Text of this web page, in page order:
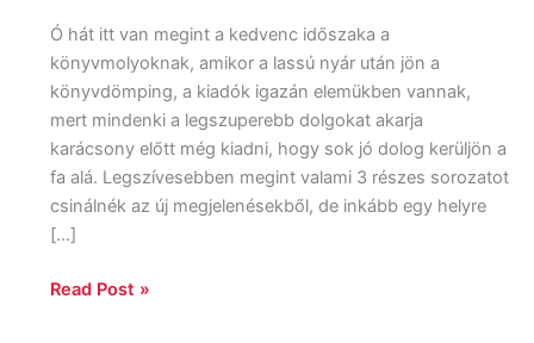
Ó hát itt van megint a kedvenc időszaka a
könyvmolyoknak, amikor a lassú nyár után jön a
könyvdömping, a kiadók igazán elemükben vannak,
mert mindenki a legszuperebb dolgokat akarja
karácsony előtt még kiadni, hogy sok jó dolog kerüljön a
fa alá. Legszívesebben megint valami 3 részes sorozatot
csinálnék az új megjelenésekből, de inkább egy helyre
[…]
Read Post »